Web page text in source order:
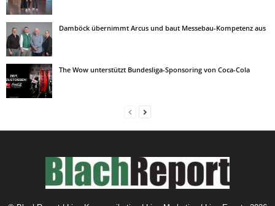
Damböck übernimmt Arcus und baut Messebau-Kompetenz aus
The Wow unterstützt Bundesliga-Sponsoring von Coca-Cola